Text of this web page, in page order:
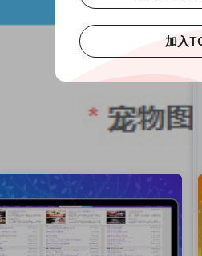
地方麻将湖南玩法/湘
加入